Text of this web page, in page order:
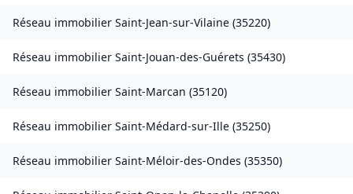
Réseau immobilier Saint-Jean-sur-Vilaine (35220)
Réseau immobilier Saint-Jouan-des-Guérets (35430)
Réseau immobilier Saint-Marcan (35120)
Réseau immobilier Saint-Médard-sur-Ille (35250)
Réseau immobilier Saint-Méloir-des-Ondes (35350)